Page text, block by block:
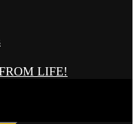
LIFE!